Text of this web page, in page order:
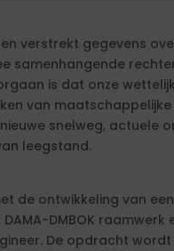
verstrekt gegevens
samenhangende
is dat onze
van
snelweg, actuele
leegstand.
de ontwikkeling van
DMBOK raamwerk
De opdracht